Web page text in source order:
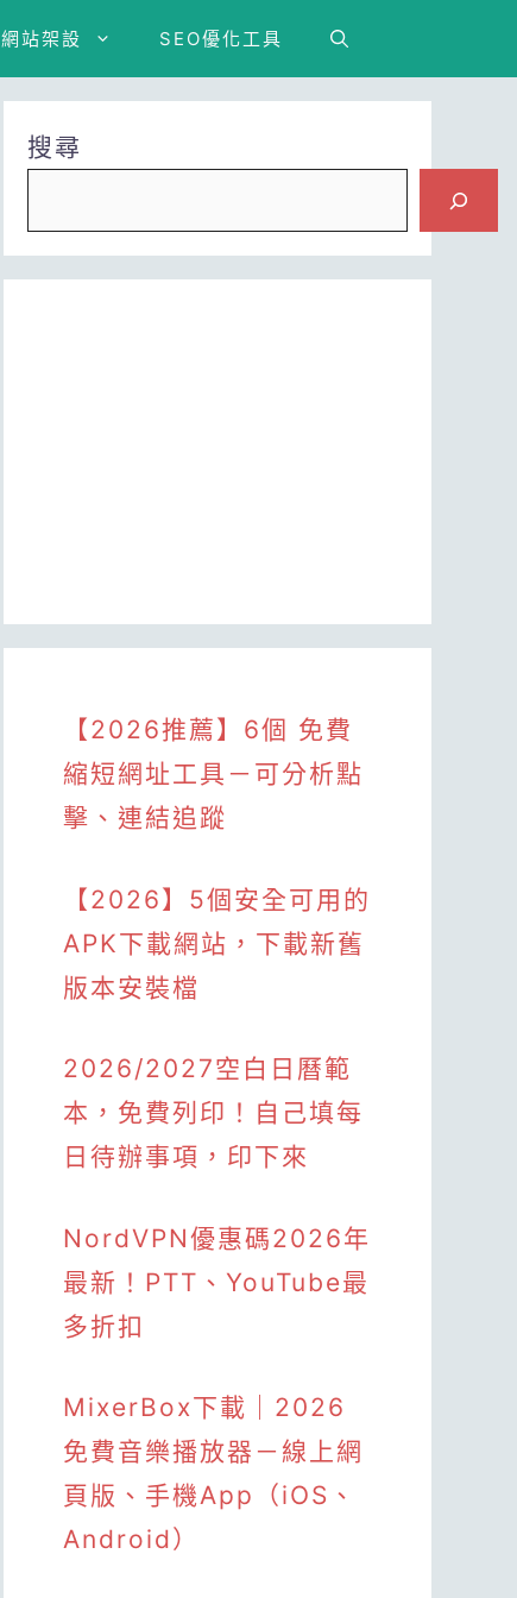
網站架設 SEO優化工具
搜尋
【2026推薦】6個 免費
縮短網址工具－可分析點
擊、連結追蹤
【2026】5個安全可用的
APK下載網站，下載新舊
版本安裝檔
2026/2027空白日曆範
本，免費列印！自己填每
日待辦事項，印下來
NordVPN優惠碼2026年
最新！PTT、YouTube最
多折扣
MixerBox下載｜2026
免費音樂播放器－線上網
頁版、手機App（iOS、
Android）